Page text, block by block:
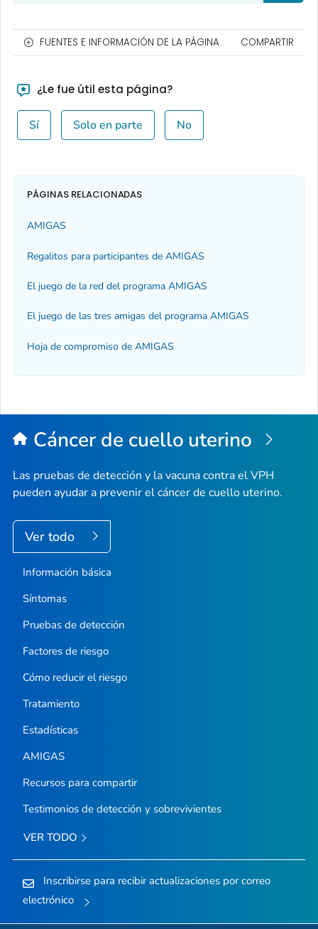
FUENTES E INFORMACIÓN DE LA PÁGINA COMPARTIR
¿Le fue útil esta página?
Sí Solo en parte No
PÁGINAS RELACIONADAS
AMIGAS
Regalitos para participantes de AMIGAS
El juego de la red del programa AMIGAS
El juego de las tres amigas del programa AMIGAS
Hoja de compromiso de AMIGAS
Cáncer de cuello uterino
Las pruebas de detección y la vacuna contra el VPH
pueden ayudar a prevenir el cáncer de cuello uterino.
Ver todo
Información básica
Síntomas
Pruebas de detección
Factores de riesgo
Cómo reducir el riesgo
Tratamiento
Estadísticas
AMIGAS
Recursos para compartir
Testimonios de detección y sobrevivientes
VER TODO
Inscribirse para recibir actualizaciones por correo
electrónico